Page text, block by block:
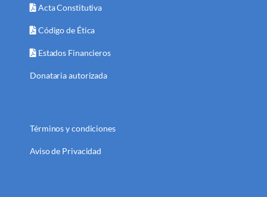
Acta Constitutiva
Código de Ética
Estados Financieros
Donataria autorizada
Términos y condiciones
Aviso de Privacidad